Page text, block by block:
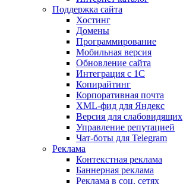
Поддержка сайта
Хостинг
Домены
Программирование
Мобильная версия
Обновление сайта
Интеграция с 1С
Копирайтинг
Корпоративная почта
XML-фид для Яндекс
Версия для слабовидящих
Управление репутацией
Чат-боты для Telegram
Реклама
Контекстная реклама
Баннерная реклама
Реклама в соц. сетях